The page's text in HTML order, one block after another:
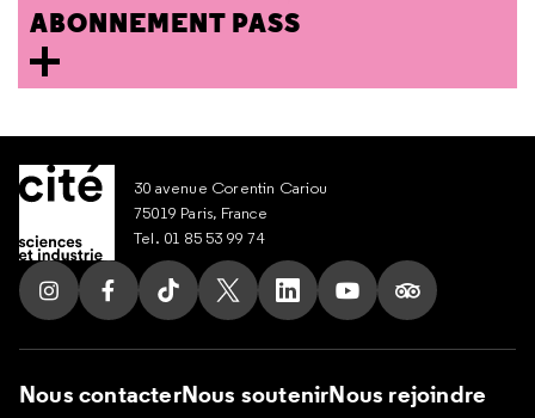
ABONNEMENT PASS
30 avenue Corentin Cariou
75019 Paris, France
Tel. 01 85 53 99 74
Suivez nous sur Instagram
Suivez nous sur Facebook
Suivez nous sur Tik Tok
Suivez nous sur X
Suivez nous sur LinkedIn
Suivez nous sur
Suivez nous
Nous contacterNous soutenirNous rejoindre